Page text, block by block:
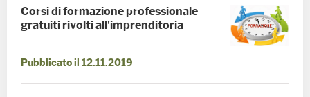
Corsi di formazione professionale
gratuiti rivolti all'imprenditoria
Pubblicato il 12.11.2019